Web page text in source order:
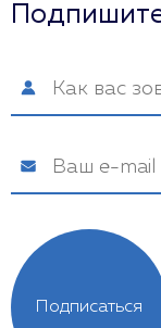
Подписаться